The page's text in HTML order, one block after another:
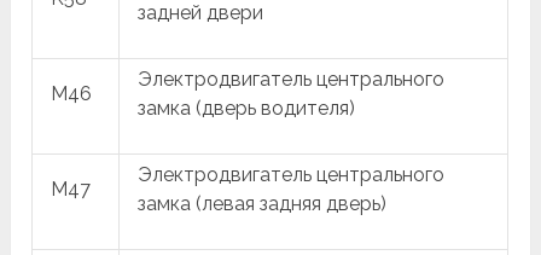
задней двери
M46
Электродвигатель центрального
замка (дверь водителя)
M47
Электродвигатель центрального
замка (левая задняя дверь)